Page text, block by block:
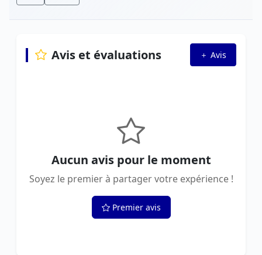
Avis et évaluations Avis
Aucun avis pour le moment
Soyez le premier à partager votre expérience !
Premier avis